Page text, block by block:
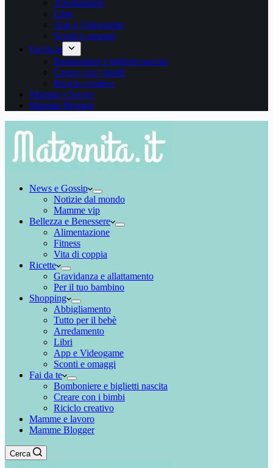
Arredamento
Libri
App e Videogame
Sconti e omaggi
Fai da te
Bomboniere e biglietti nascita
Creare con i bimbi
Riciclo creativo
Mamme e lavoro
Mamme Blogger
News e Gossip
Notizie dal mondo
Mamme vip
Bellezza e Benessere
Alimentazione
Fitness
Vita di coppia
Ricette
Gravidanza e allattamento
Per il tuo bambino
Shopping
Abbigliamento
Tutto per il bebè
Arredamento
Libri
App e Videogame
Sconti e omaggi
Fai da te
Bomboniere e biglietti nascita
Creare con i bimbi
Riciclo creativo
Mamme e lavoro
Mamme Blogger
Cerca